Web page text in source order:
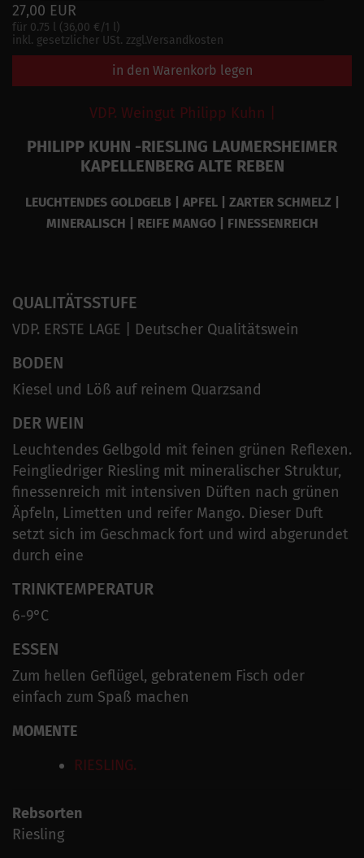
27,00 EUR
für 0.75 l (36,00 €/1 l)
inkl. gesetzlicher USt. zzgl.Versandkosten
in den Warenkorb legen
VDP. Weingut Philipp Kuhn |
PHILIPP KUHN -RIESLING LAUMERSHEIMER
KAPELLENBERG ALTE REBEN
LEUCHTENDES GOLDGELB | APFEL | ZARTER SCHMELZ |
MINERALISCH | REIFE MANGO | FINESSENREICH
QUALITÄTSSTUFE
VDP. ERSTE LAGE | Deutscher Qualitätswein
BODEN
Kiesel und Löß auf reinem Quarzsand
DER WEIN
Leuchtendes Gelbgold mit feinen grünen Reflexen.
Feingliedriger Riesling mit mineralischer Struktur,
finessenreich mit intensiven Düften nach grünen
Äpfeln, Limetten und reifer Mango. Dieser Duft
setzt sich im Geschmack fort und wird abgerundet
durch eine
TRINKTEMPERATUR
6-9°C
ESSEN
Zum hellen Geflügel, gebratenem Fisch oder
einfach zum Spaß machen
MOMENTE
RIESLING.
Rebsorten
Riesling